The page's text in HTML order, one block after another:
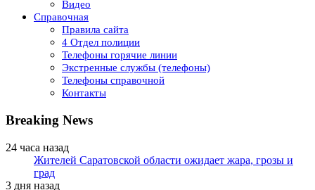
Видео
Справочная
Правила сайта
4 Отдел полиции
Телефоны горячие линии
Экстренные службы (телефоны)
Телефоны справочной
Контакты
Breaking News
24 часа назад
Жителей Саратовской области ожидает жара, грозы и
град
3 дня назад